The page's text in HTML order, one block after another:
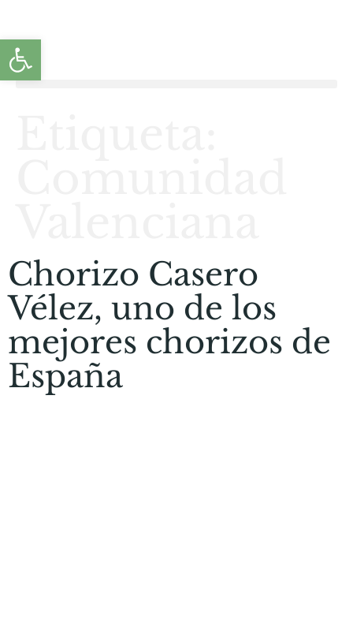
Chorizo Casero
Vélez, uno de los
mejores chorizos de
España
Abrir barra de herramientas